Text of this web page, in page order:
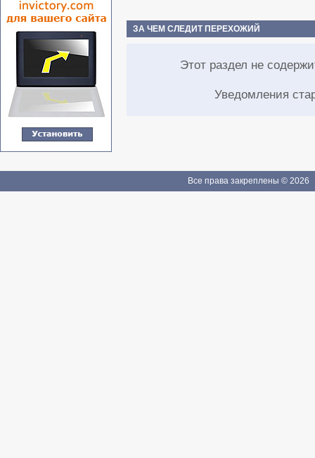
ЗА ЧЕМ СЛЕДИТ ПЕРЕХОЖИЙ
Этот раздел не
Уведомления
Все права закреплены © 2026